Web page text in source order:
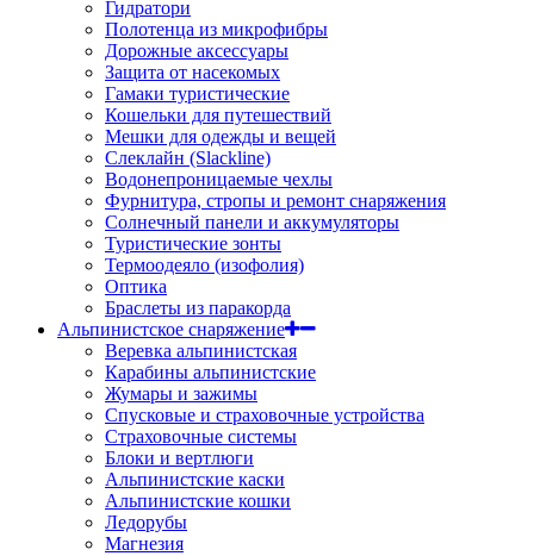
Гидратори
Полотенца из микрофибры
Дорожные аксессуары
Защита от насекомых
Гамаки туристические
Кошельки для путешествий
Мешки для одежды и вещей
Слеклайн (Slackline)
Водонепроницаемые чехлы
Фурнитура, стропы и ремонт снаряжения
Солнечный панели и аккумуляторы
Туристические зонты
Термоодеяло (изофолия)
Оптика
Браслеты из паракорда
Альпинистское снаряжение
Веревка альпинистская
Карабины альпинистские
Жумары и зажимы
Спусковые и страховочные устройства
Страховочные системы
Блоки и вертлюги
Альпинистские каски
Альпинистские кошки
Ледорубы
Магнезия